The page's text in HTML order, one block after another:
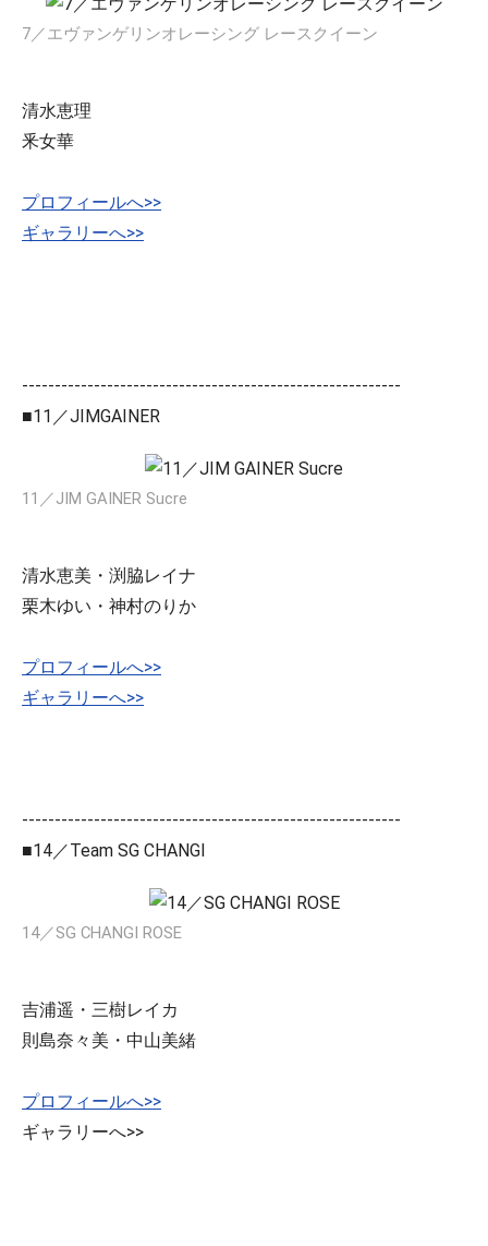
7／エヴァンゲリンオレーシング レースクイーン
清水恵理
釆女華
プロフィールへ>>
ギャラリーへ>>
----------------------------------------------------------
■11／JIMGAINER
11／JIM GAINER Sucre
清水恵美・渕脇レイナ
栗木ゆい・神村のりか
プロフィールへ>>
ギャラリーへ>>
----------------------------------------------------------
■14／Team SG CHANGI
14／SG CHANGI ROSE
吉浦遥・三樹レイカ
則島奈々美・中山美緒
プロフィールへ>>
ギャラリーへ>>